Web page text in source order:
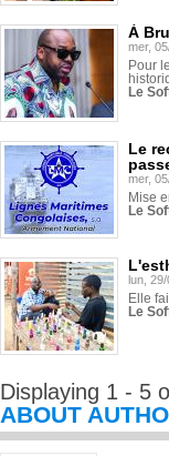
À
mer,
Pour
Le
Le
mer,
Mise
Le
lun,
Elle
Le
Displaying 1 - 5
ABOUT